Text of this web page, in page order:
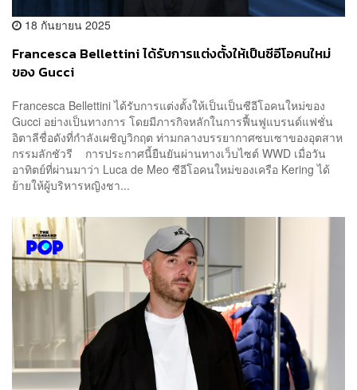
18 กันยายน 2025
Francesca Bellettini ได้รับการแต่งตั้งให้เป็นซีอีโอคนใหม่
ของ Gucci
Francesca Bellettini ได้รับการแต่งตั้งให้เป็นเป็นซีอีโอคนใหม่ของ
Gucci อย่างเป็นทางการ โดยมีภารกิจหลักในการฟื้นฟูแบรนด์แฟชั่น
อิตาลีชื่อดังที่กำลังเผชิญวิกฤต ท่ามกลางบรรยากาศซบเซาของอุตสาห
กรรมลักชัวรี การประกาศนี้ยืนยันผ่านทางเว็บไซต์ WWD เมื่อวัน
อาทิตย์ที่ผ่านมาว่า Luca de Meo ซีอีโอคนใหม่ของเครือ Kering ได้
ย้ายให้ผู้บริหารหญิงชา...